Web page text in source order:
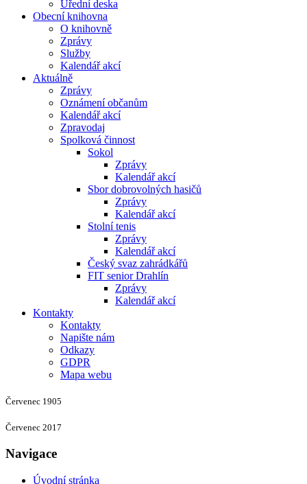
Úřední deska
Obecní knihovna
O knihovně
Zprávy
Služby
Kalendář akcí
Aktuálně
Zprávy
Oznámení občanům
Kalendář akcí
Zpravodaj
Spolková činnost
Sokol
Zprávy
Kalendář akcí
Sbor dobrovolných hasičů
Zprávy
Kalendář akcí
Stolní tenis
Zprávy
Kalendář akcí
Český svaz zahrádkářů
FIT senior Drahlín
Zprávy
Kalendář akcí
Kontakty
Kontakty
Napište nám
Odkazy
GDPR
Mapa webu
Červenec 1905
Červenec 2017
Navigace
Úvodní stránka